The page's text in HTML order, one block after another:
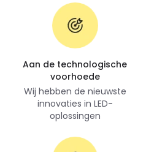
Aan de technologische
voorhoede
Wij hebben de nieuwste
innovaties in LED-
oplossingen